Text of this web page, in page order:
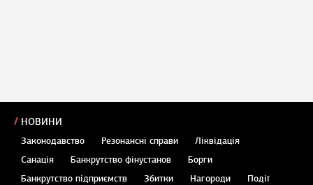
НОВИНИ
Законодавство Резонансні справи
Ліквідація
Санація
Банкрутство фінустанов
Борги
Банкрутство підприємств
Збитки Нагороди
Події